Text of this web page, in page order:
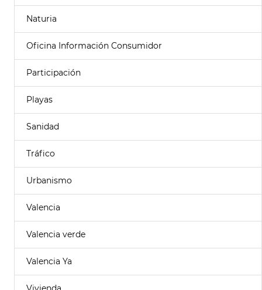
Naturia
Oficina Información Consumidor
Participación
Playas
Sanidad
Tráfico
Urbanismo
Valencia
Valencia verde
Valencia Ya